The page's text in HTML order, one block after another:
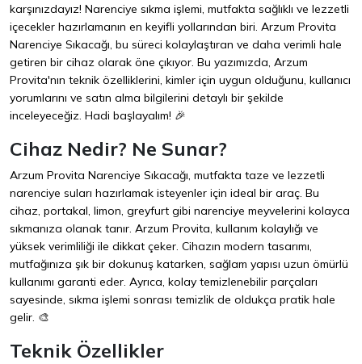
karşınızdayız! Narenciye sıkma işlemi, mutfakta sağlıklı ve lezzetli
içecekler hazırlamanın en keyifli yollarından biri. Arzum Provita
Narenciye Sıkacağı, bu süreci kolaylaştıran ve daha verimli hale
getiren bir cihaz olarak öne çıkıyor. Bu yazımızda, Arzum
Provita'nın teknik özelliklerini, kimler için uygun olduğunu, kullanıcı
yorumlarını ve satın alma bilgilerini detaylı bir şekilde
inceleyeceğiz. Hadi başlayalım! 🎉
Cihaz Nedir? Ne Sunar?
Arzum Provita Narenciye Sıkacağı, mutfakta taze ve lezzetli
narenciye suları hazırlamak isteyenler için ideal bir araç. Bu
cihaz, portakal, limon, greyfurt gibi narenciye meyvelerini kolayca
sıkmanıza olanak tanır. Arzum Provita, kullanım kolaylığı ve
yüksek verimliliği ile dikkat çeker. Cihazın modern tasarımı,
mutfağınıza şık bir dokunuş katarken, sağlam yapısı uzun ömürlü
kullanımı garanti eder. Ayrıca, kolay temizlenebilir parçaları
sayesinde, sıkma işlemi sonrası temizlik de oldukça pratik hale
gelir. 🎨
Teknik Özellikler